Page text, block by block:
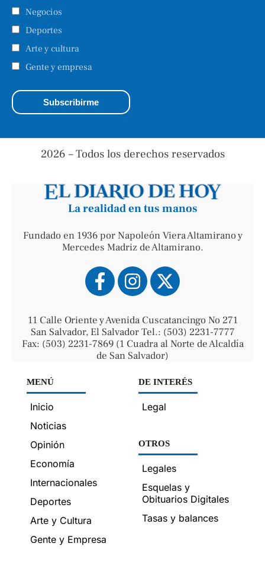
Negocios
Deportes
Arte y cultura
Gente y empresa
2026 – Todos los derechos reservados
La realidad en tus manos
Fundado en 1936 por Napoleón Viera Altamirano y
Mercedes Madriz de Altamirano.
11 Calle Oriente y Avenida Cuscatancingo No 271
San Salvador, El Salvador Tel.: (503) 2231-7777
Fax: (503) 2231-7869 (1 Cuadra al Norte de Alcaldía
de San Salvador)
MENÚ
Inicio
Noticias
Opinión
Economía
Internacionales
Deportes
Arte y Cultura
Gente y Empresa
DE INTERÉS
Legal
OTROS
Legales
Esquelas y
Obituarios Digitales
Tasas y balances